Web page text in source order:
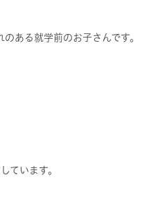
ある就学前のお子さんです。
ています。